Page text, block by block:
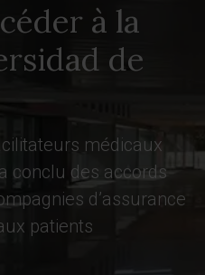
à la
de
médicaux
conclu des accords
d’assurance
patients